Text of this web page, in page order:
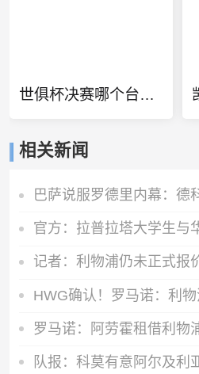
世俱杯决赛哪个台直播
相关新闻
官方：拉普拉塔大学生与